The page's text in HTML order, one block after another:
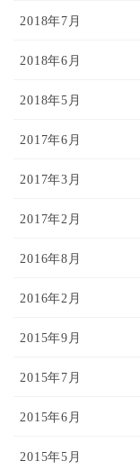
2018年7月
2018年6月
2018年5月
2017年6月
2017年3月
2017年2月
2016年8月
2016年2月
2015年9月
2015年7月
2015年6月
2015年5月